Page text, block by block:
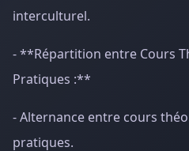
interculturel.
- **Répartition entre Cours
Pratiques :**
- Alternance entre cours
pratiques.